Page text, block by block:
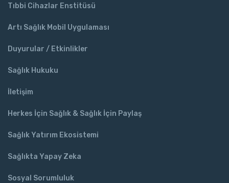
Tıbbi Cihazlar Enstitüsü
Artı Sağlık Mobil Uygulaması
Duyurular / Etkinlikler
Sağlık Hukuku
İletişim
Herkes İçin Sağlık & Sağlık İçin Paylaş
Sağlık Yatırım Ekosistemi
Sağlıkta Yapay Zeka
Sosyal Sorumluluk